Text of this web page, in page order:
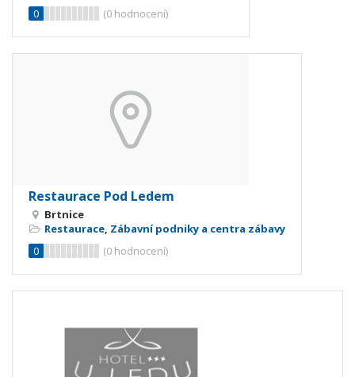
0
(0 hodnocení)
Restaurace Pod Ledem
Brtnice
Restaurace, Zábavní podniky a centra zábavy
0
(0 hodnocení)